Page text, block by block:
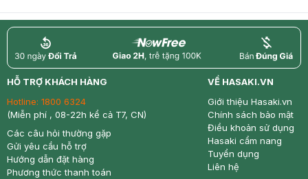
return nowfree price
HỖ TRỢ KHÁCH HÀNG
Hotline: 1800 6324
(Miễn phí , 08-22h kể cả T7, CN)
Các câu hỏi thường gặp
Gửi yêu cầu hỗ trợ
Hướng dẫn đặt hàng
Phương thức thanh toán
VỀ HASAKI.VN
Giới thiệu Hasaki.vn
Chính sách bảo mật
Điều khoản sử dụng
Hasaki cẩm nang
Tuyển dụng
Liên hệ